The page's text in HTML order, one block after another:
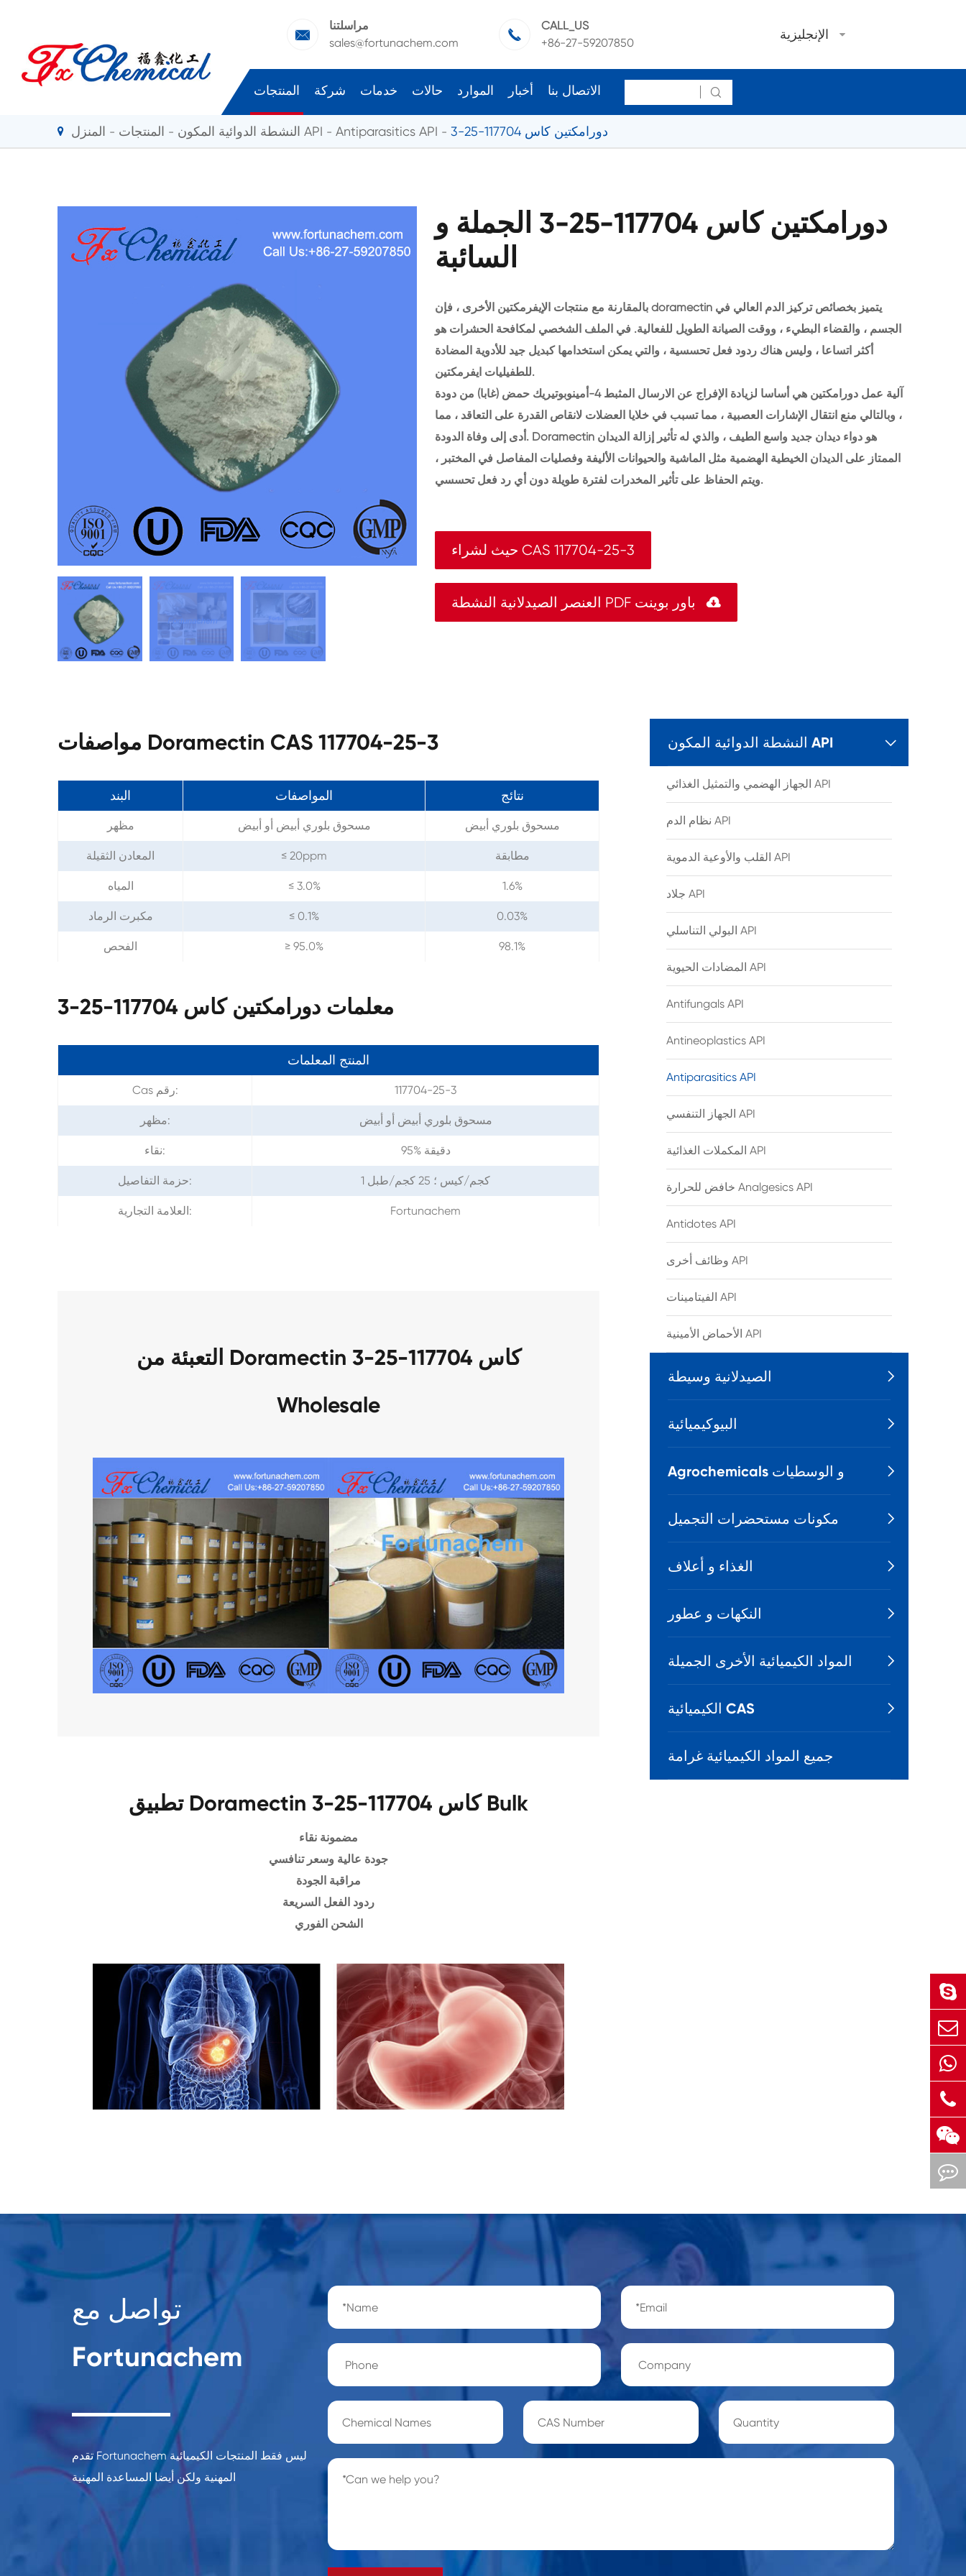

مراسلتنا
sales@fortunachem.com

CALL_US
+86-27-59207850
الإنجليزية
المنتجات شركة خدمات حالات الموارد أخبار الاتصال بنا 
المنزل المنتجات النشطة الدوائية المكون API Antiparasitics API دورامكتين كاس 117704-25-3
دورامكتين كاس 117704-25-3 الجملة و
السائبة
بالمقارنة مع منتجات الإيفرمكتين الأخرى ، فإن doramectin يتميز بخصائص تركيز الدم العالي في
الجسم ، والقضاء البطيء ، ووقت الصيانة الطويل للفعالية. في الملف الشخصي لمكافحة الحشرات هو
أكثر اتساعا ، وليس هناك ردود فعل تحسسية ، والتي يمكن استخدامها كبديل جيد للأدوية المضادة
للطفيليات ايفرمكتين.
آلية عمل دورامكتين هي أساسا لزيادة الإفراج عن الارسال المثبط 4-أمينوبوتيريك حمض (غابا) من دودة
، وبالتالي منع انتقال الإشارات العصبية ، مما تسبب في خلايا العضلات لانقاص القدرة على التعاقد ، مما
أدى إلى وفاة الدودة. Doramectin هو دواء ديدان جديد واسع الطيف ، والذي له تأثير إزالة الديدان
الممتاز على الديدان الخيطية الهضمية مثل الماشية والحيوانات الأليفة وفصليات المفاصل في المختبر ،
ويتم الحفاظ على تأثير المخدرات لفترة طويلة دون أي رد فعل تحسسي.
حيث لشراء CAS 117704-25-3
العنصر الصيدلانية النشطة PDF باور بوينت 
مواصفات Doramectin CAS 117704-25-3
البند المواصفات نتائج
مظهر مسحوق بلوري أبيض أو أبيض مسحوق بلوري أبيض
المعادن الثقيلة ≤ 20ppm مطابقة
المياه ≤ 3.0% 1.6%
مكبرت الرماد ≤ 0.1% 0.03%
الفحص ≥ 95.0% 98.1%
معلمات دورامكتين كاس 117704-25-3
المنتج المعلمات
Cas رقم: 117704-25-3
مظهر: مسحوق بلوري أبيض أو أبيض
نقاء: 95% دقيقة
حزمة التفاصيل: 1 كجم/كيس ؛ 25 كجم/طبل
العلامة التجارية: Fortunachem
التعبئة من Doramectin كاس 117704-25-3
Wholesale
تطبيق Doramectin كاس 117704-25-3 Bulk
مضمونة نقاء
جودة عالية وسعر تنافسي
مراقبة الجودة
ردود الفعل السريعة
الشحن الفوري
النشطة الدوائية المكون API 
الجهاز الهضمي والتمثيل الغذائي API
نظام الدم API
القلب والأوعية الدموية API
جلاد API
البولي التناسلي API
المضادات الحيوية API
Antifungals API
Antineoplastics API
Antiparasitics API
الجهاز التنفسي API
المكملات الغذائية API
خافض للحرارة Analgesics API
Antidotes API
وظائف أخرى API
الفيتامينات API
الأحماض الأمينية API
الصيدلانية وسيطة 
البيوكيميائية 
Agrochemicals و الوسطيات 
مكونات مستحضرات التجميل 
الغذاء و أعلاف 
النكهات و عطور 
المواد الكيميائية الأخرى الجميلة 
الكيميائية CAS 
جميع المواد الكيميائية غرامة
تواصل مع
Fortunachem
تقدم Fortunachem ليس فقط المنتجات الكيميائية
المهنية ولكن أيضا المساعدة المهنية